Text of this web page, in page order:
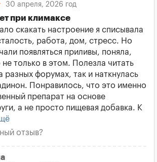
30 апреля, 2026 год
при климаксе
скакать настроение я списывала
работа, дом, стресс. Но
появляться приливы, поняла,
не только в этом. Полезла читать
разных форумах, так и наткнулась
Понравилось, что это именно
препарат на основе
а не просто пищевая добавка. К
отзыв?